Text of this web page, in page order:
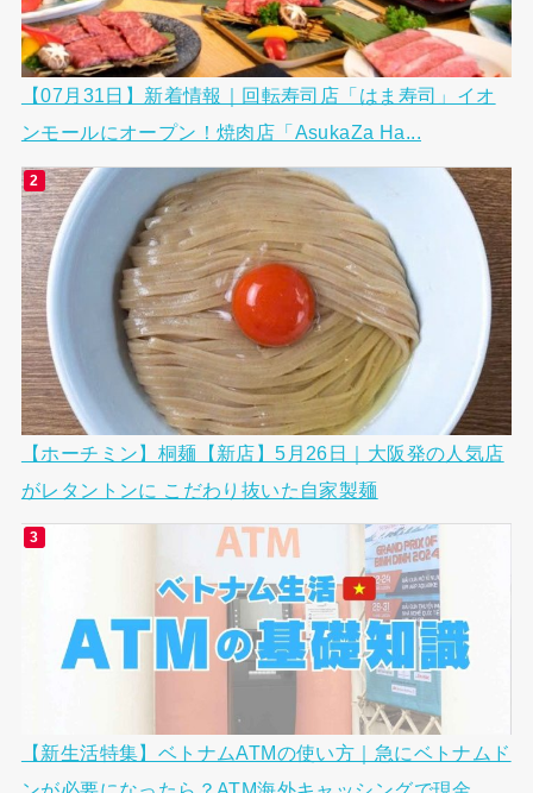
【07月31日】新着情報｜回転寿司店「はま寿司」イオ
ンモールにオープン！焼肉店「AsukaZa Ha...
【ホーチミン】桐麺【新店】5月26日｜大阪発の人気店
がレタントンに こだわり抜いた自家製麺
【新生活特集】ベトナムATMの使い方｜急にベトナムド